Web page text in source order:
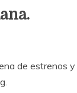
de estrenos